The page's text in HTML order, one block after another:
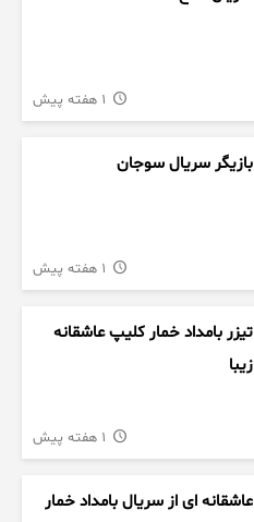
بازیگر سریال سوجان
تیزر بامداد خمار کلیپ عاشقانه
زیبا
عاشقانه ای از سریال بامداد خمار